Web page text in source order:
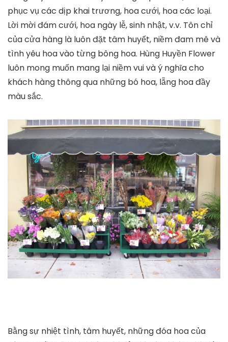
phục vụ các dịp khai trương, hoa cưới, hoa các loại.
Lời mời đám cưới, hoa ngày lễ, sinh nhật, v.v. Tôn chỉ
của cửa hàng là luôn đặt tâm huyết, niềm đam mê và
tình yêu hoa vào từng bông hoa. Hùng Huyền Flower
luôn mong muốn mang lại niềm vui và ý nghĩa cho
khách hàng thông qua những bó hoa, lẵng hoa đầy
màu sắc.
Bằng sự nhiệt tình, tâm huyết, những đóa hoa của